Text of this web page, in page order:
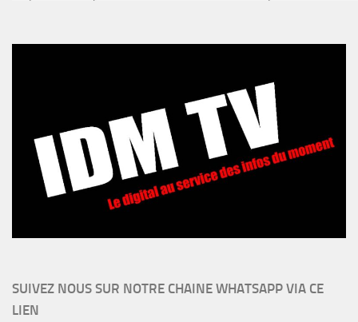
SUIVEZ NOUS SUR NOTRE CHAINE WHATSAPP VIA CE
LIEN